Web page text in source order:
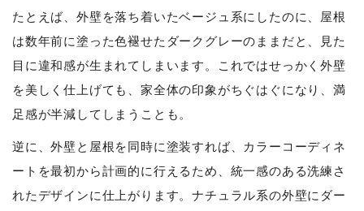
たとえば、外壁を落ち着いたベージュ系にしたのに、屋根
は数年前に塗った色褪せたダークグレーのままだと、見た
目に違和感が生まれてしまいます。これではせっかく外壁
を美しく仕上げても、家全体の印象がちぐはぐになり、満
足感が半減してしまうことも。
逆に、外壁と屋根を同時に塗装すれば、カラーコーディネ
ートを最初から計画的に行えるため、統一感のある洗練さ
れたデザインに仕上がります。ナチュラル系の外壁にダー